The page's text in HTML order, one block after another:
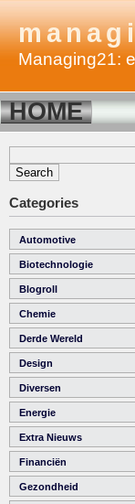
Managing21:
HOME
Categories
Automotive
Biotechnologie
Blogroll
Chemie
Derde Wereld
Design
Diversen
Energie
Extra Nieuws
Financiën
Gezondheid